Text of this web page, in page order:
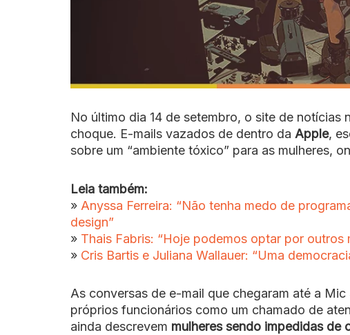
No último dia 14 de setembro, o site de notícias
choque. E-mails vazados de dentro da Apple,
sobre um “ambiente tóxico” para as mulheres,
Leia também:
» Anyssa Ferreira: “Não tenha medo de
design”
» Thais Fabris: “Hoje podemos optar por outros
» Cris Bartis e Juliana Wallauer: “Uma
As conversas de e-mail que chegaram até a
próprios funcionários como um chamado de
ainda descrevem mulheres sendo impedidas de